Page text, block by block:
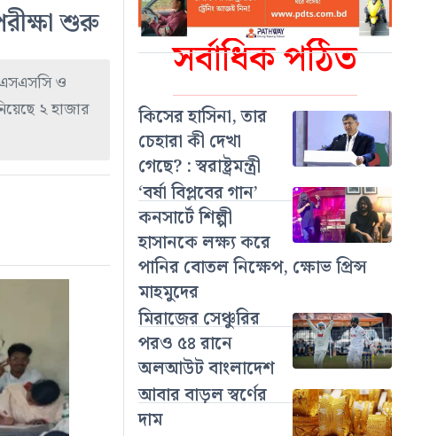
সর্বাধিক পঠিত
কিসের হাসিনা, তার
চেহারা কী দেখা
গেছে? : স্বরাষ্ট্রমন্ত্রী
‘বর্ষা বিপ্লবের গান’
কনসার্টে শিল্পী
হাসানকে লক্ষ্য করে
পানির বোতল নিক্ষেপ, ক্ষোভ প্রিন্স
মাহমুদের
মিরাজের সেঞ্চুরির
পরও ৫৪ রানে
অলআউট বাংলাদেশ
আবার বাড়ল স্বর্ণের
দাম
শুরু
এসএসসি ও
২ হাজার